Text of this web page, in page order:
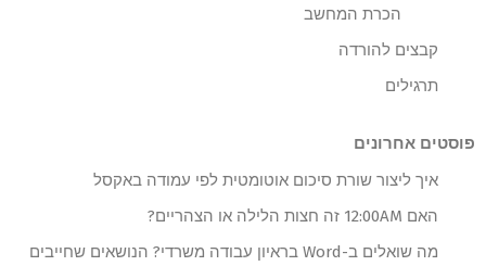
הכרת המחשב
קבצים להורדה
תרגילים
פוסטים אחרונים
איך ליצור שורת סיכום אוטומטית לפי עמודה באקסל
האם 12:00AM זה חצות הלילה או הצהריים?
מה שואלים ב-Word בראיון עבודה משרדי? הנושאים שחייבים